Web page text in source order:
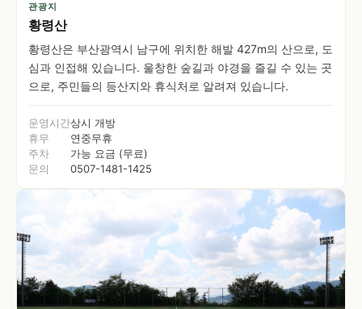
관광지
황령산
황령산은 부산광역시 남구에 위치한 해발 427m의 산으로, 도
심과 인접해 있습니다. 울창한 숲길과 야경을 즐길 수 있는 곳
으로, 주민들의 등산지와 휴식처로 알려져 있습니다.
운영시간상시 개방
휴무
연중무휴
주차
가능 요금 (무료)
문의
0507-1481-1425